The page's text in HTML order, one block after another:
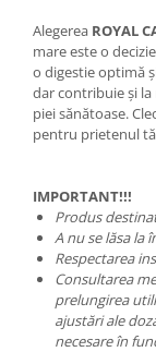
Alegerea ROYAL
mare este o
o digestie optimă
dar contribuie și
piei sănătoase.
pentru prietenul
IMPORTANT!!!
Produs
A nu se lăsa la
Respectarea
Consultarea
prelungirea
ajustări ale
necesare în